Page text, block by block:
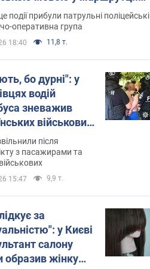
склала адмінпротокол.
події прибули патрульні поліцейські
оперативна група
18:40 11,8 т.
бо дурні": у
водій
зневажив
військових
Відео
після
з пасажирами та
15:47 9,9 т.
за
у Києві
салону
образив жінку